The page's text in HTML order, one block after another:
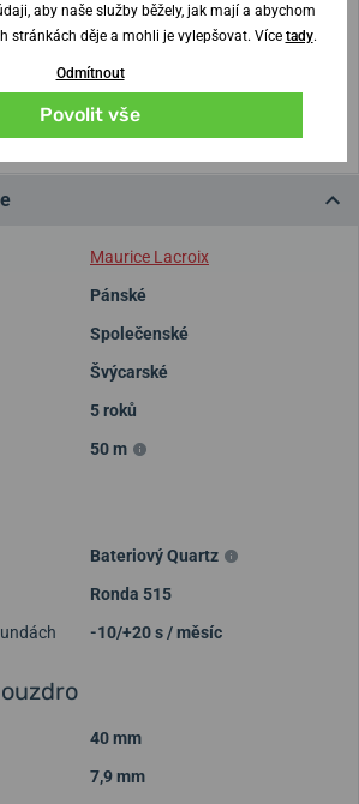
nastavte Měřítko: Výchozí)
Maurice Lacroix
Pánské
Společenské
Švýcarské
5 roků
50 m
Bateriový Quartz
Ronda 515
-10/+20 s / měsíc
40 mm
7,9 mm
aby naše služby běžely, jak mají a abychom
stránkách děje a mohli je vylepšovat. Více tady.
Odmítnout
Povolit vše